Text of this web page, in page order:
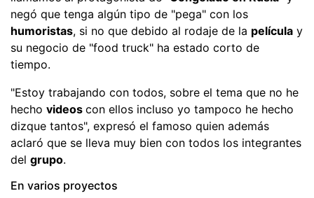
negó que tenga algún tipo de "pega" con los
humoristas, si no que debido al rodaje de la película y
su negocio de "food truck" ha estado corto de
tiempo.
"Estoy trabajando con todos, sobre el tema que no he
hecho videos con ellos incluso yo tampoco he hecho
dizque tantos", expresó el famoso quien además
aclaró que se lleva muy bien con todos los integrantes
del grupo.
En varios proyectos